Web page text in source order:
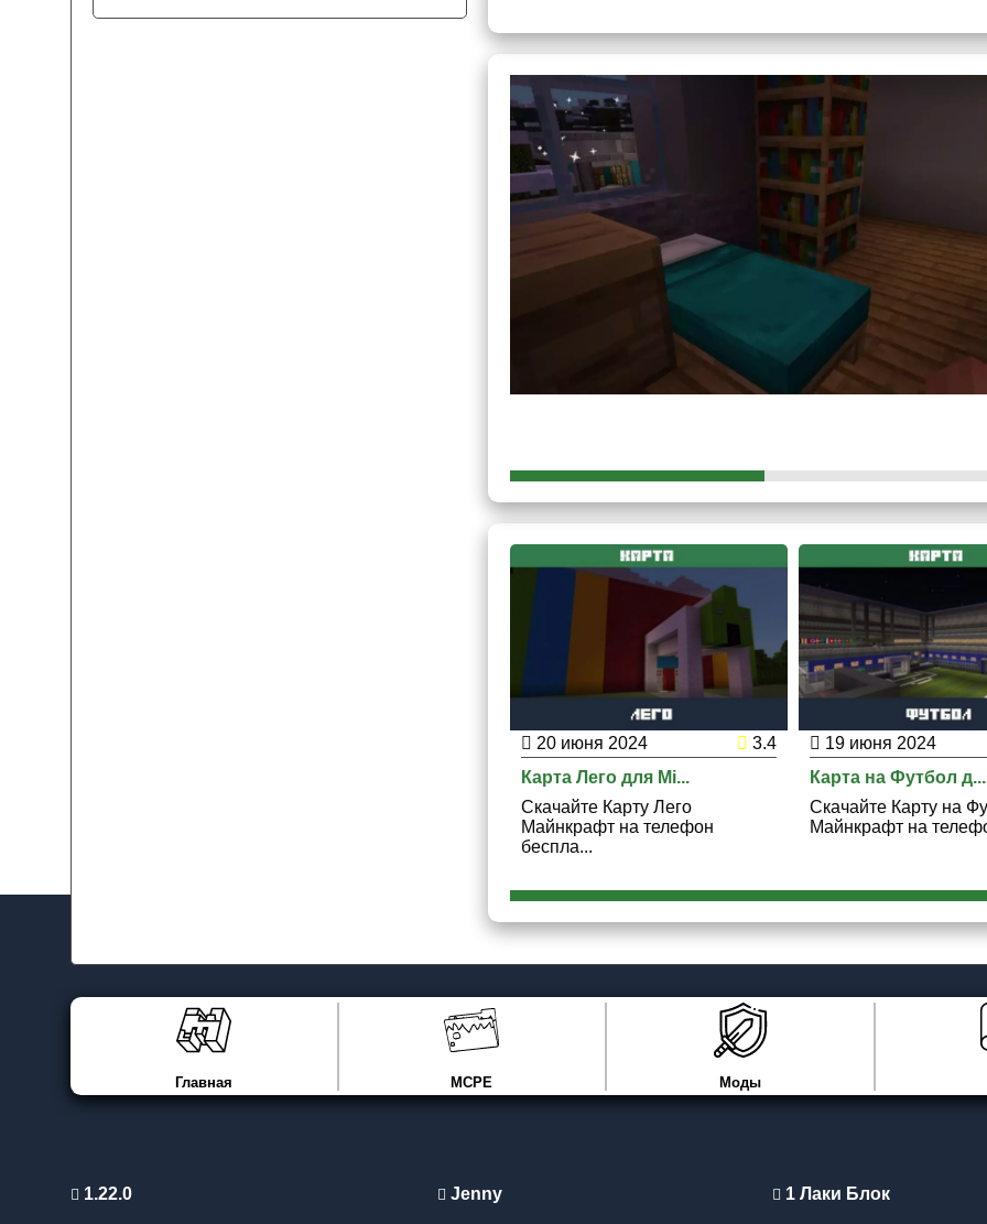
Тороговля
Во время путешествия по карте слово пацана в Майнкрафт
рынок, известное место.
Здесь можно отведать разнообразные блюда или
прохладная.
Торговля доступна каждому. Геймерам необходимо
любому продавцу.
Карта на слово пацана в игре Minecraft PE поделена на 4
вид:
Центральный;
Рынок;
Парк.
Главной отличительной чертой является то, что каждое из
тончайших мелочей, что делает игровой процесс более
Погода
Зима окутала теплый и небольшой городок на карте слово
Снегопад придает атмосферу и украшает дома в
20 июня 2024
3.4
Карта Лего для Mi...
Скачайте Карту Лего
Майнкрафт на телефон
беспла...
19 июня 2024
Карта на Футбол д...
Скачайте Карту на
Майнкрафт на
Главная MCPE Моды
1.22.0 Jenny 1 Лаки Блок